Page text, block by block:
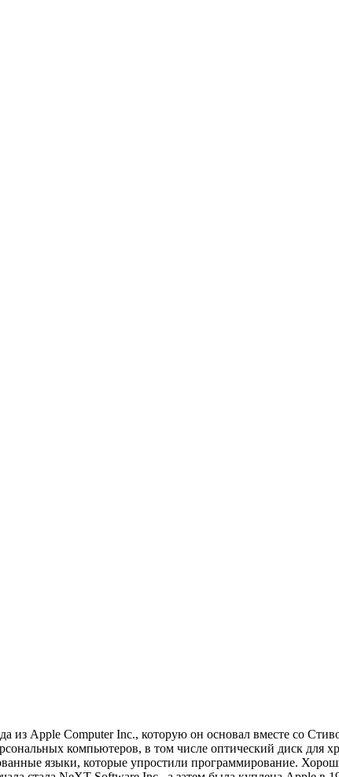
из Apple Computer Inc., которую он основал вместе со
компьютеров, в том числе оптический диск для
языки, которые упростили программирование.